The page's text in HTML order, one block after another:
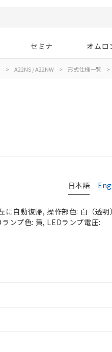
セミナ オムロ
> A22NS / A22NW > 形式仕様一覧 >
日本語
自動復帰, 操作部色: 白（透
ンプ色: 黄, LEDランプ電圧: